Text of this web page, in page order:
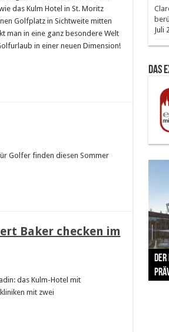
das Kulm Hotel in St. Moritz
Golfplatz in Sichtweite mitten
man in eine ganz besondere Welt
in einer neuen Dimension!
Golfer finden diesen Sommer
Baker checken im
das Kulm-Hotel mit
mit zwei
Juli
Das
The